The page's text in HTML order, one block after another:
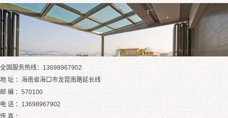
全国服务热线：13698967902
地 址 ：海南省海口市龙昆南路延长线
邮 编 ：570100
电 话 ：13698967902
传 真 ：